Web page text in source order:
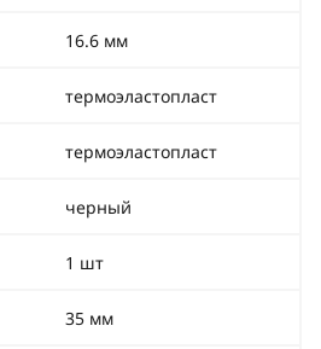
16.6 мм
термоэластопласт
термоэластопласт
черный
1 шт
35 мм